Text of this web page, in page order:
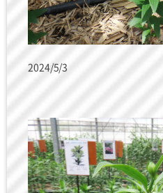
2024/5/3